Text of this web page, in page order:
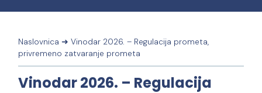
Naslovnica ➜Vinodar 2026. – Regulacija prometa,
privremeno zatvaranje prometa
Vinodar 2026. – Regulacija